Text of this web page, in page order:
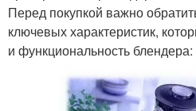
Перед покупкой важно
ключевых характеристик,
и функциональность блендера: